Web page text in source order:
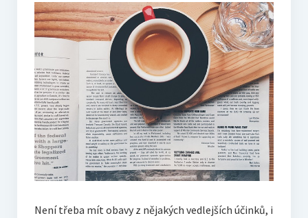
Není třeba mít obavy z nějakých vedlejších účinků, i